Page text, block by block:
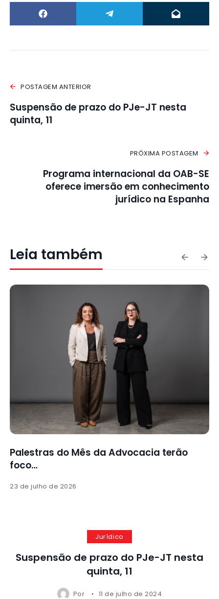
POSTAGEM ANTERIOR
Suspensão de prazo do PJe-JT nesta
quinta, 11
PRÓXIMA POSTAGEM
Programa internacional da OAB-SE
oferece imersão em conhecimento
jurídico na Espanha
Leia também
do Mês da Advocacia terão
de 2026
Baile da
Jurídico
Suspensão de prazo do PJe-JT nesta
quinta, 11
Por 11 de julho de 2024